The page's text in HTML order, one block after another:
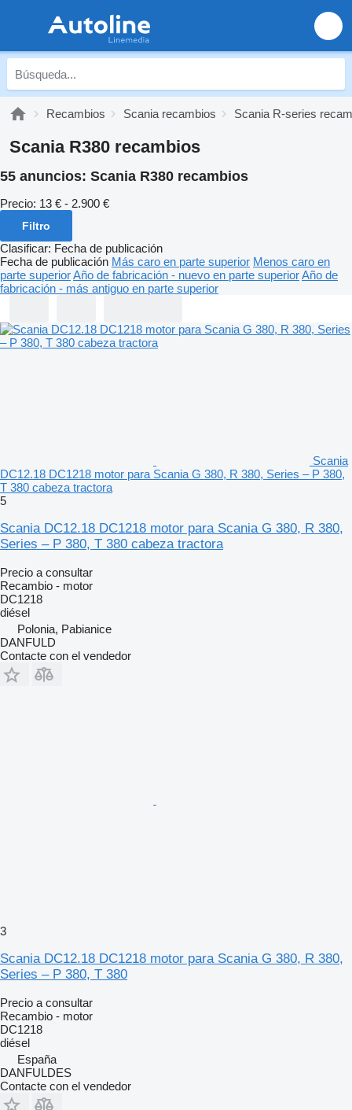
Recambios Scania recambios Scania R-series
Scania R380 recambios
55 anuncios: Scania R380 recambios
Precio: 13 € - 2.900 €
Filtro
Clasificar: Fecha de publicación
Fecha de publicación Más caro en parte superior Menos caro en
parte superiorAño de fabricación - nuevo en parte superiorAño de
fabricación - más antiguo en parte superior
Scania
DC12.18 DC1218 motor para Scania G 380, R 380, Series – P 380,
T 380 cabeza tractora
5
Scania DC12.18 DC1218 motor para Scania G 380, R 380,
Series – P 380, T 380 cabeza tractora
Precio a consultar
Recambio - motor
DC1218
diésel
Polonia, Pabianice
DANFULD
Contacte con el vendedor
3
Scania DC12.18 DC1218 motor para Scania G 380, R 380,
Series – P 380, T 380
Precio a consultar
Recambio - motor
DC1218
diésel
España
DANFULDES
Contacte con el vendedor